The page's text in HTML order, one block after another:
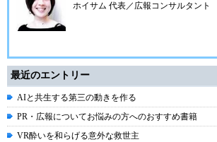
ホイサム 代表／広報コンサルタント
最近のエントリー
AIと共生する第三の動きを作る
PR・広報についてお悩みの方へのおすすめ書籍
VR酔いを和らげる意外な救世主